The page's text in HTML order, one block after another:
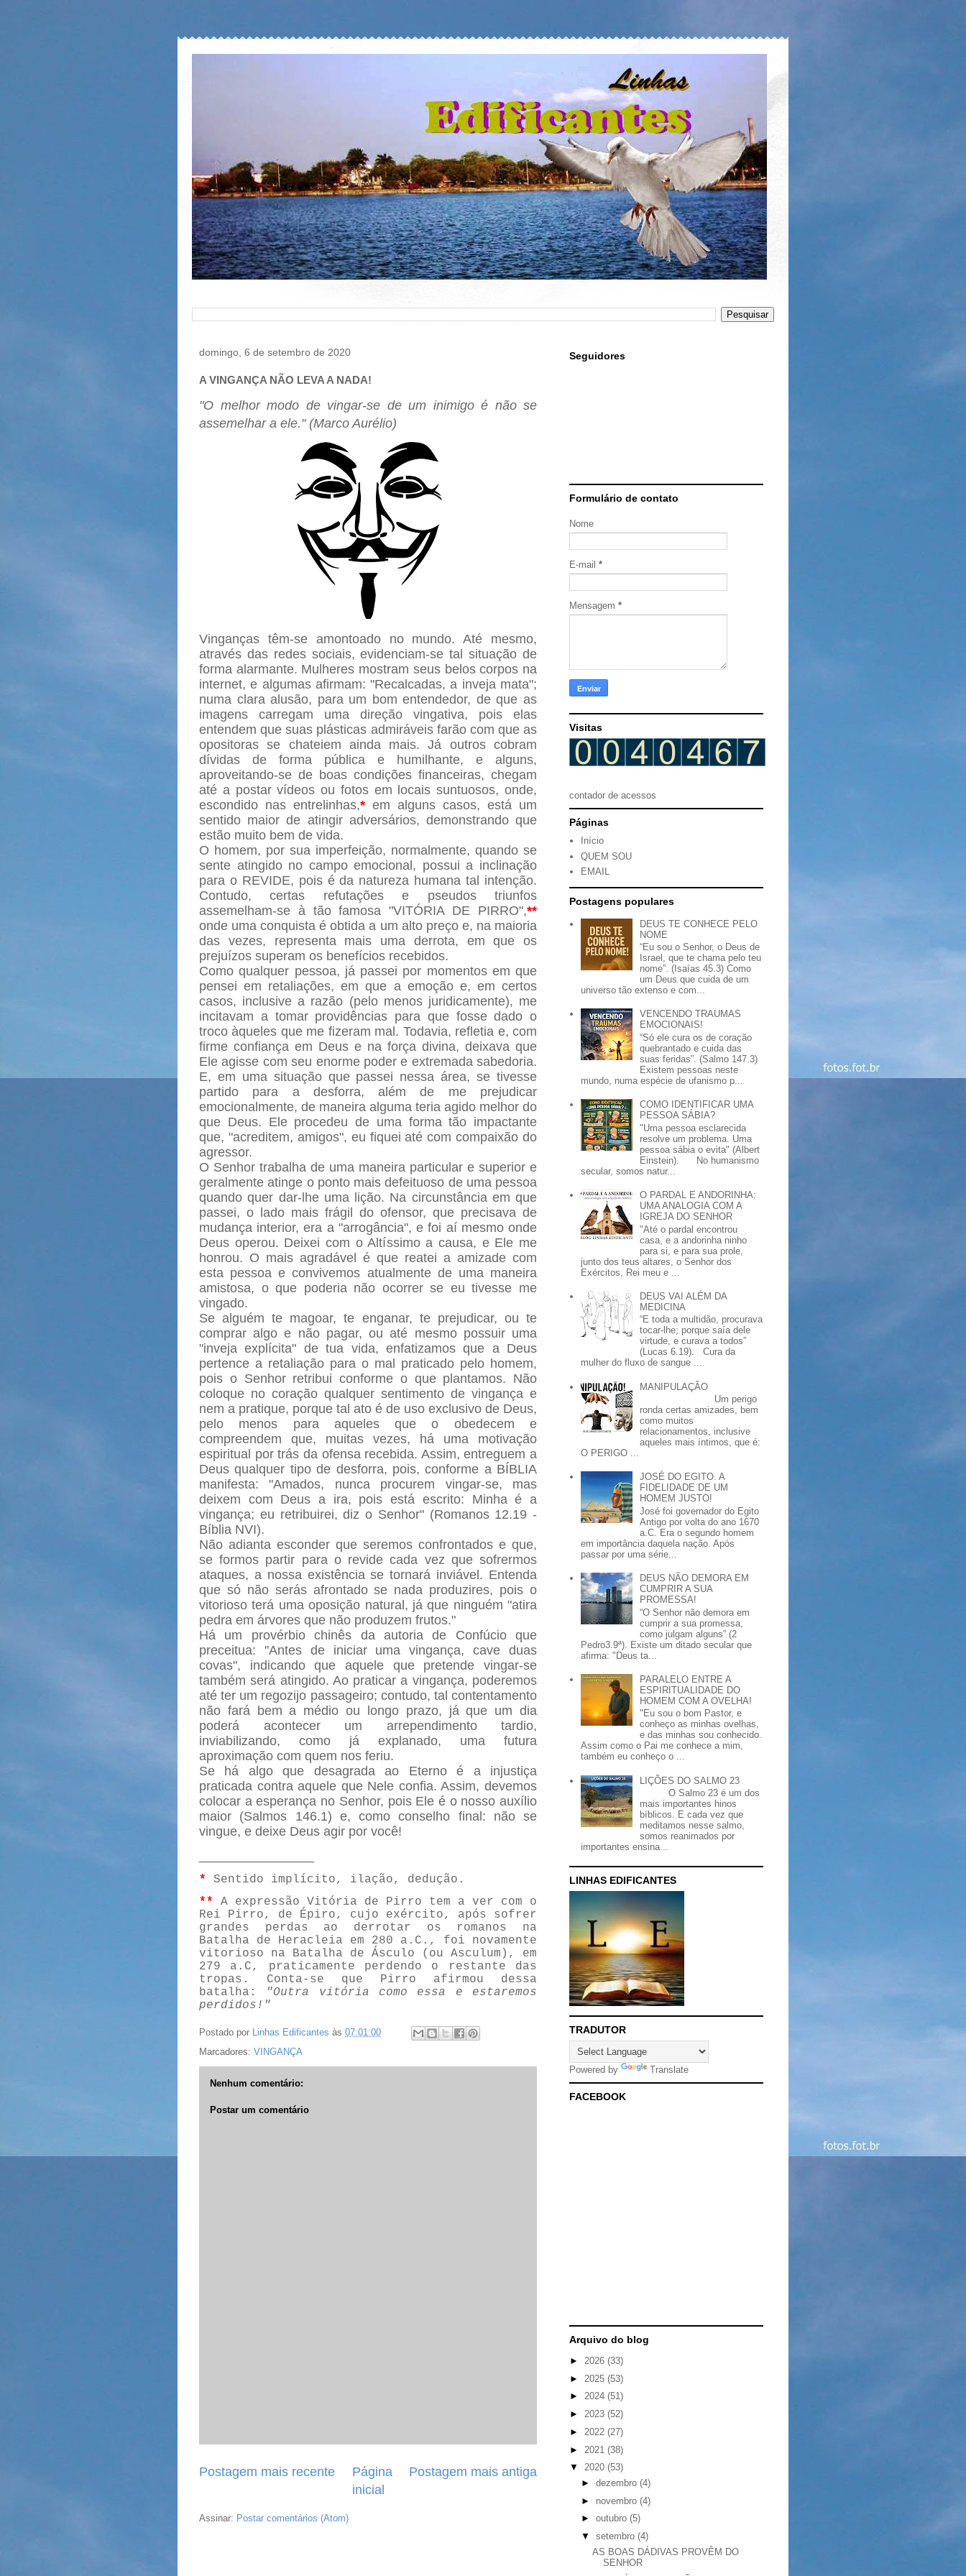
domingo, 6 de setembro de 2020
A VINGANÇA NÃO LEVA A NADA!
"O melhor modo de vingar-se de um inimigo é não se
assemelhar a ele." (Marco Aurélio)
Vinganças têm-se amontoado no mundo. Até mesmo,
através das redes sociais, evidenciam-se tal situação de
forma alarmante. Mulheres mostram seus belos corpos na
internet, e algumas afirmam: "Recalcadas, a inveja mata";
numa clara alusão, para um bom entendedor, de que as
imagens carregam uma direção vingativa, pois elas
entendem que suas plásticas admiráveis farão com que as
opositoras se chateiem ainda mais. Já outros cobram
dívidas de forma pública e humilhante, e alguns,
aproveitando-se de boas condições financeiras, chegam
até a postar vídeos ou fotos em locais suntuosos, onde,
escondido nas entrelinhas,* em alguns casos, está um
sentido maior de atingir adversários, demonstrando que
estão muito bem de vida.
O homem, por sua imperfeição, normalmente, quando se
sente atingido no campo emocional, possui a inclinação
para o REVIDE, pois é da natureza humana tal intenção.
Contudo, certas refutações e pseudos triunfos
assemelham-se à tão famosa "VITÓRIA DE PIRRO",**
onde uma conquista é obtida a um alto preço e, na maioria
das vezes, representa mais uma derrota, em que os
prejuízos superam os benefícios recebidos.
Como qualquer pessoa, já passei por momentos em que
pensei em retaliações, em que a emoção e, em certos
casos, inclusive a razão (pelo menos juridicamente), me
incitavam a tomar providências para que fosse dado o
troco àqueles que me fizeram mal. Todavia, refletia e, com
firme confiança em Deus e na força divina, deixava que
Ele agisse com seu enorme poder e extremada sabedoria.
E, em uma situação que passei nessa área, se tivesse
partido para a desforra, além de me prejudicar
emocionalmente, de maneira alguma teria agido melhor do
que Deus. Ele procedeu de uma forma tão impactante
que, "acreditem, amigos", eu fiquei até com compaixão do
agressor.
O Senhor trabalha de uma maneira particular e superior e
geralmente atinge o ponto mais defeituoso de uma pessoa
quando quer dar-lhe uma lição. Na circunstância em que
passei, o lado mais frágil do ofensor, que precisava de
mudança interior, era a "arrogância", e foi aí mesmo onde
Deus operou. Deixei com o Altíssimo a causa, e Ele me
honrou. O mais agradável é que reatei a amizade com
esta pessoa e convivemos atualmente de uma maneira
amistosa, o que poderia não ocorrer se eu tivesse me
vingado.
Se alguém te magoar, te enganar, te prejudicar, ou te
comprar algo e não pagar, ou até mesmo possuir uma
"inveja explícita" de tua vida, enfatizamos que a Deus
pertence a retaliação para o mal praticado pelo homem,
pois o Senhor retribui conforme o que plantamos. Não
coloque no coração qualquer sentimento de vingança e
nem a pratique, porque tal ato é de uso exclusivo de Deus,
pelo menos para aqueles que o obedecem e
compreendem que, muitas vezes, há uma motivação
espiritual por trás da ofensa recebida. Assim, entreguem a
Deus qualquer tipo de desforra, pois, conforme a BÍBLIA
manifesta: "Amados, nunca procurem vingar-se, mas
deixem com Deus a ira, pois está escrito: Minha é a
vingança; eu retribuirei, diz o Senhor" (Romanos 12.19 -
Bíblia NVI).
Não adianta esconder que seremos confrontados e que,
se formos partir para o revide cada vez que sofrermos
ataques, a nossa existência se tornará inviável. Entenda
que só não serás afrontado se nada produzires, pois o
vitorioso terá uma oposição natural, já que ninguém "atira
pedra em árvores que não produzem frutos."
Há um provérbio chinês da autoria de Confúcio que
preceitua: "Antes de iniciar uma vingança, cave duas
covas", indicando que aquele que pretende vingar-se
também será atingido. Ao praticar a vingança, poderemos
até ter um regozijo passageiro; contudo, tal contentamento
não fará bem a médio ou longo prazo, já que um dia
poderá acontecer um arrependimento tardio,
inviabilizando, como já explanado, uma futura
aproximação com quem nos feriu.
Se há algo que desagrada ao Eterno é a injustiça
praticada contra aquele que Nele confia. Assim, devemos
colocar a esperança no Senhor, pois Ele é o nosso auxílio
maior (Salmos 146.1) e, como conselho final: não se
vingue, e deixe Deus agir por você!
*
Sentido implícito, ilação, dedução.
**
A expressão Vitória de Pirro tem a ver com o
Rei Pirro, de Épiro, cujo exército, após sofrer
grandes perdas ao derrotar os romanos na
Batalha de Heracleia em 280 a.C., foi novamente
vitorioso na Batalha de Ásculo (ou Asculum), em
279 a.C, praticamente perdendo o restante das
tropas. Conta-se que Pirro afirmou dessa
batalha:
"Outra vitória como essa e estaremos
perdidos!"
Postado por Linhas Edificantes às 07:01:00
Marcadores: VINGANÇA
Nenhum comentário:
Postar um comentário
Postagem mais recente Postagem mais antiga
Página
inicial
Assinar: Postar comentários (Atom)
Seguidores
Formulário de contato
Nome
E-mail *
Mensagem *
Visitas
contador de acessos
Páginas
Início
QUEM SOU
EMAIL
Postagens populares
DEUS TE CONHECE PELO
NOME
“Eu sou o Senhor, o Deus de
Israel, que te chama pelo teu
nome”. (Isaías 45.3) Como
um Deus que cuida de um
universo tão extenso e com...
VENCENDO TRAUMAS
EMOCIONAIS!
“Só ele cura os de coração
quebrantado e cuida das
suas feridas”. (Salmo 147.3)
Existem pessoas neste
mundo, numa espécie de ufanismo p...
COMO IDENTIFICAR UMA
PESSOA SÁBIA?
"Uma pessoa esclarecida
resolve um problema. Uma
pessoa sábia o evita" (Albert
Einstein). No humanismo
secular, somos natur...
O PARDAL E ANDORINHA:
UMA ANALOGIA COM A
IGREJA DO SENHOR
"Até o pardal encontrou
casa, e a andorinha ninho
para si, e para sua prole,
junto dos teus altares, o Senhor dos
Exércitos, Rei meu e ...
DEUS VAI ALÉM DA
MEDICINA
“E toda a multidão, procurava
tocar-lhe; porque saía dele
virtude, e curava a todos”
(Lucas 6.19). Cura da
mulher do fluxo de sangue ...
MANIPULAÇÃO
Um perigo
ronda certas amizades, bem
como muitos
relacionamentos, inclusive
aqueles mais íntimos, que é:
O PERIGO ...
JOSÉ DO EGITO. A
FIDELIDADE DE UM
HOMEM JUSTO!
José foi governador do Egito
Antigo por volta do ano 1670
a.C. Era o segundo homem
em importância daquela nação. Após
passar por uma série...
DEUS NÃO DEMORA EM
CUMPRIR A SUA
PROMESSA!
“O Senhor não demora em
cumprir a sua promessa,
como julgam alguns” (2
Pedro3.9ª). Existe um ditado secular que
afirma: "Deus ta...
PARALELO ENTRE A
ESPIRITUALIDADE DO
HOMEM COM A OVELHA!
"Eu sou o bom Pastor, e
conheço as minhas ovelhas,
e das minhas sou conhecido.
Assim como o Pai me conhece a mim,
também eu conheço o ...
LIÇÕES DO SALMO 23
O Salmo 23 é um dos
mais importantes hinos
bíblicos. E cada vez que
meditamos nesse salmo,
somos reanimados por
importantes ensina...
LINHAS EDIFICANTES
TRADUTOR
Powered by Translate
FACEBOOK
Arquivo do blog
► 2026 (33)
► 2025 (53)
► 2024 (51)
► 2023 (52)
► 2022 (27)
► 2021 (38)
▼ 2020 (53)
► dezembro (4)
► novembro (4)
► outubro (5)
▼ setembro (4)
AS BOAS DÁDIVAS PROVÊM DO
SENHOR